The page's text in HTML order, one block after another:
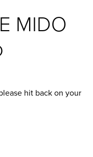
MIDO
hit back on your